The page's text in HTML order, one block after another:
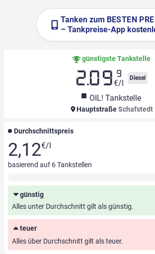
Tanken zum BESTEN
– Tankpreise-App
günstigste Tankstelle
2.09 9
€/l
Diesel
OIL! Tankstelle
HauptstraßeSchafstedt
Durchschnittspreis
2,12€/l
basierend auf 6Tankstellen
günstig
Alles unter Durchschnitt gilt als günstig.
teuer
Alles über Durchschnitt gilt als teuer.